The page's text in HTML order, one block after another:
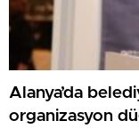
Alanya’da
organizasyon